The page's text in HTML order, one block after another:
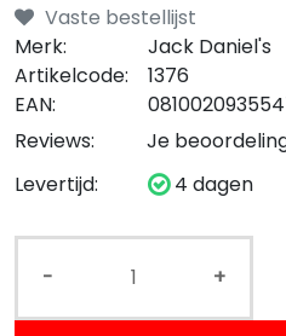
Vaste bestellijst
Merk:
Jack Daniel's
Artikelcode:
1376
EAN:
Reviews:
Je
Levertijd:
4 dagen
- +